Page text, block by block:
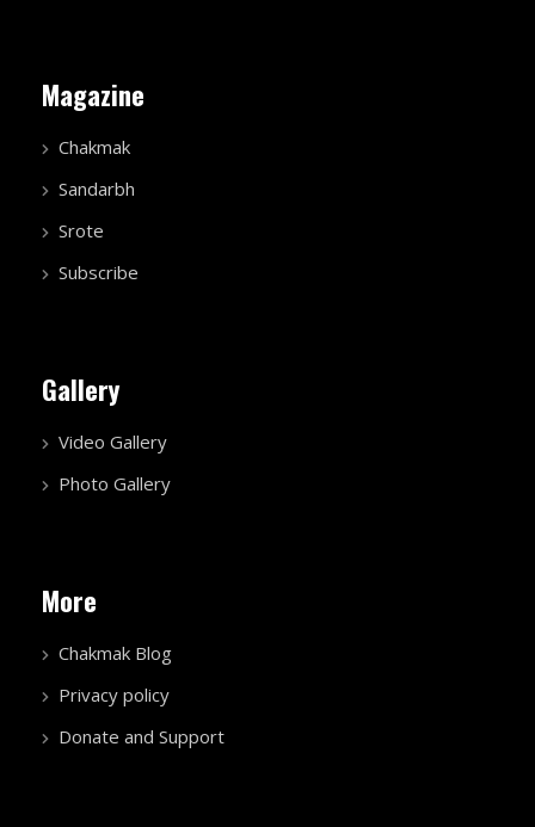
Magazine
Chakmak
Sandarbh
Srote
Subscribe
Gallery
Video Gallery
Photo Gallery
More
Chakmak Blog
Privacy policy
Donate and Support